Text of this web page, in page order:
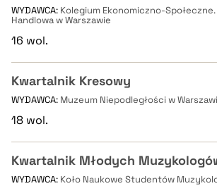
WYDAWCA: Kolegium Ekonomiczno-Społeczne.
Handlowa w Warszawie
16 wol.
Kwartalnik Kresowy
WYDAWCA: Muzeum Niepodległości w
18 wol.
Kwartalnik Młodych
WYDAWCA: Koło Naukowe Studentów